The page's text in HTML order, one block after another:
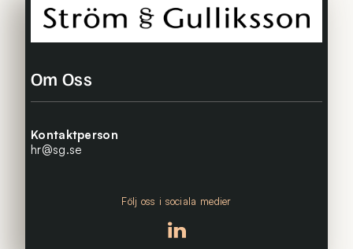
Om Oss
Kontaktperson
hr@sg.se
Följ oss i sociala medier
Följ oss på linkedin